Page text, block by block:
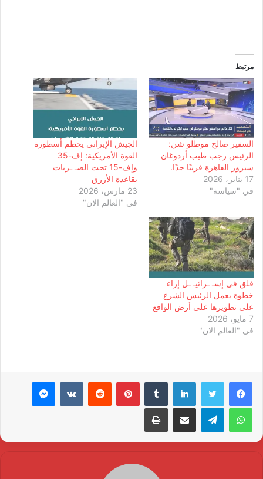
مرتبط
السفير صالح موطلو شن:
الرئيس رجب طيب أردوغان
سيزور القاهرة قريبًا جدًا.
17 يناير، 2026
في "سياسة"
الجيش الإيراني يحطم أسطورة
القوة الأمريكية: إف-35
وإف-15 تحت الضـ ـربات
بقاعدة الأزرق
23 مارس، 2026
في "العالم الان"
قلق في إسـ ـرائيـ ـل إزاء
خطوة يعمل الرئيس الشرع
على تطويرها على أرض الواقع
7 مايو، 2026
في "العالم الان"
لينكدإن بينتيريست ماسنجر
واتساب تيلقرام مشاركة عبر البريد طباعة